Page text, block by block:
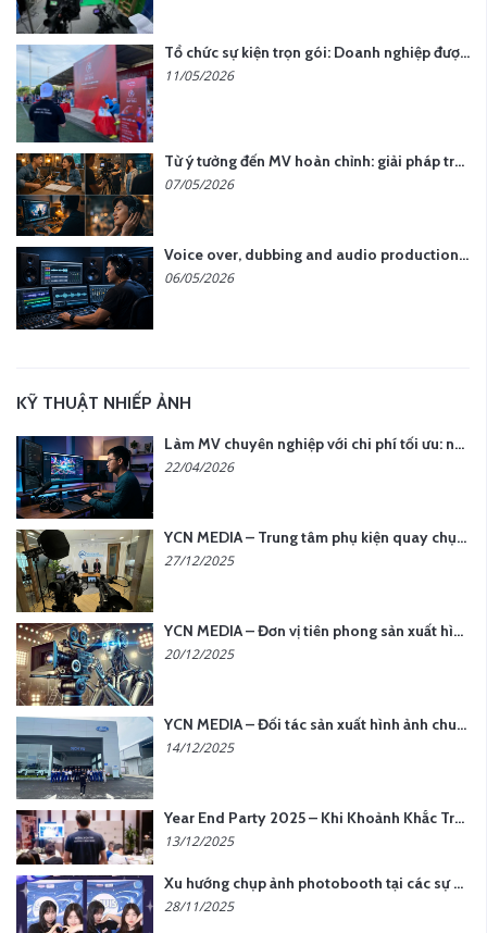
Tổ chức sự kiện trọn gói: Doanh nghiệp được gì khi chọn đơn vị chuyên nghiệp?
11/05/2026
Từ ý tưởng đến MV hoàn chỉnh: giải pháp trọn gói tại YCN Media
07/05/2026
Voice over, dubbing and audio production services in Vietnam for global content
06/05/2026
KỸ THUẬT NHIẾP ẢNH
Làm MV chuyên nghiệp với chi phí tối ưu: nên chọn quay thực tế hay video AI?
22/04/2026
YCN MEDIA – Trung tâm phụ kiện quay chụp tại Hà Nội
27/12/2025
YCN MEDIA – Đơn vị tiên phong sản xuất hình ảnh & âm thanh bằng AI tại Hà Nội
20/12/2025
YCN MEDIA – Đối tác sản xuất hình ảnh chuyên nghiệp cho doanh nghiệp tại Hà Nội
14/12/2025
Year End Party 2025 – Khi Khoảnh Khắc Trở Thành Dấu Ấn | Gói Ưu Đãi Tháng 12 Từ YCN Media
13/12/2025
Xu hướng chụp ảnh photobooth tại các sự kiện hiện nay
28/11/2025